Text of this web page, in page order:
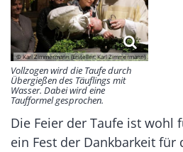
© Karl Zimmermann (Ersteller: Karl Zimmermann)
Vollzogen wird die Taufe durch
Übergießen des Täuflings mit
Wasser. Dabei wird eine
Taufformel gesprochen.
Die Feier der Taufe ist wohl
ein Fest der Dankbarkeit für